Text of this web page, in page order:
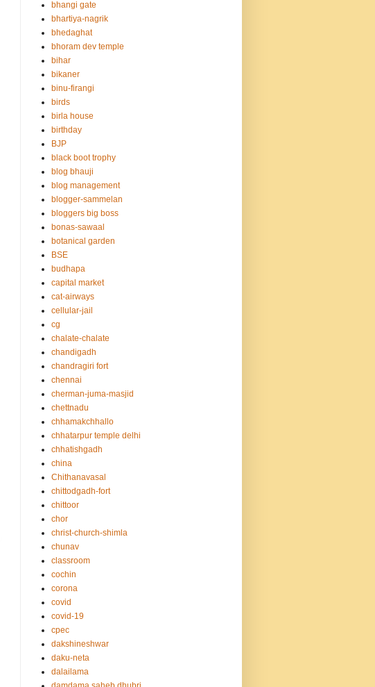
bhangi gate
bhartiya-nagrik
bhedaghat
bhoram dev temple
bihar
bikaner
binu-firangi
birds
birla house
birthday
BJP
black boot trophy
blog bhauji
blog management
blogger-sammelan
bloggers big boss
bonas-sawaal
botanical garden
BSE
budhapa
capital market
cat-airways
cellular-jail
cg
chalate-chalate
chandigadh
chandragiri fort
chennai
cherman-juma-masjid
chettnadu
chhamakchhallo
chhatarpur temple delhi
chhatishgadh
china
Chithanavasal
chittodgadh-fort
chittoor
chor
christ-church-shimla
chunav
classroom
cochin
corona
covid
covid-19
cpec
dakshineshwar
daku-neta
dalailama